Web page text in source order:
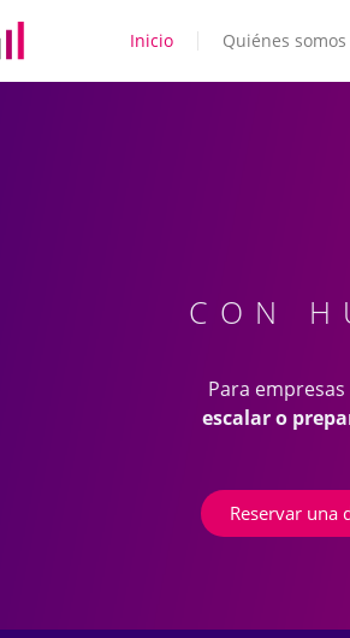
Inicio Quiénes somos
CON
Para
escalar o
Reservar una